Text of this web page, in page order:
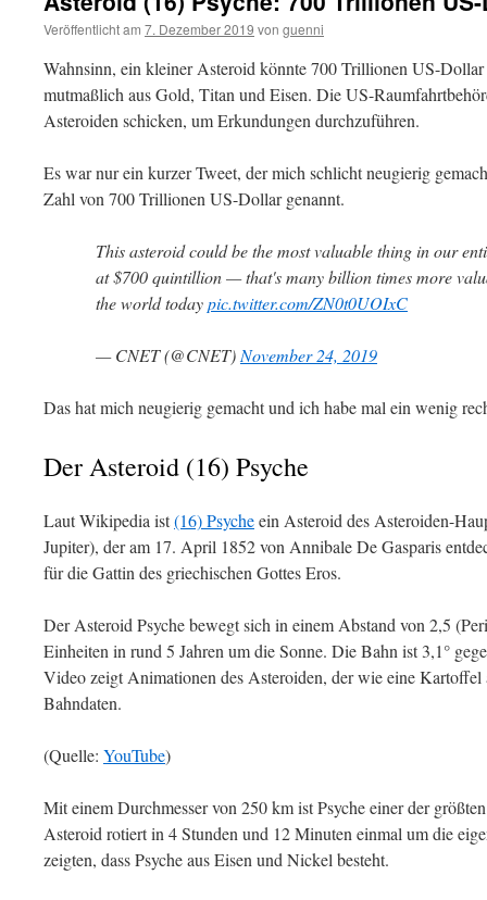
Veröffentlicht am 7. Dezember 2019 von guenni
Wahnsinn, ein kleiner Asteroid könnte 700 Trillionen US-Dollar
mutmaßlich aus Gold, Titan und Eisen. Die US-
Asteroiden schicken, um Erkundungen durchzuführen.
Es war nur ein kurzer Tweet, der mich schlicht neugierig
Zahl von 700 Trillionen US-Dollar genannt.
This asteroid could be the most valuable thing in our
at $700 quintillion — that's many billion times more
the world todaypic.twitter.com/ZN0t0UOIxC
— CNET (@CNET) November 24, 2019
Das hat mich neugierig gemacht und ich habe mal ein wenig
Der Asteroid (16) Psyche
Laut Wikipedia ist(16) Psycheein Asteroid des Asteroiden-
Jupiter), der am 17. April 1852 von Annibale De Gasparis
für die Gattin des griechischen Gottes Eros.
Der Asteroid Psyche bewegt sich in einem Abstand von 2,5
Einheiten in rund 5 Jahren um die Sonne. Die Bahn ist 3,1°
Video zeigt Animationen des Asteroiden, der wie eine Kartoffel
Bahndaten.
(Quelle: YouTube)
Mit einem Durchmesser von 250 km ist Psyche einer der
Asteroid rotiert in 4 Stunden und 12 Minuten einmal um die
zeigten, dass Psyche aus Eisen und Nickel besteht.